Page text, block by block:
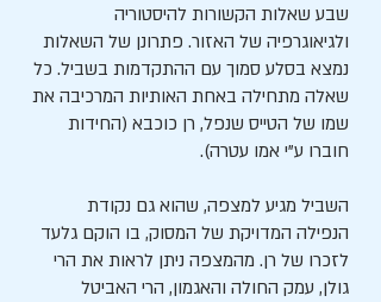
שבע שאלות הקשורות להיסטוריה
ולגיאוגרפיה של האזור. פתרונן של השאלות
נמצא בסלע סמוך עם ההתקדמות בשביל. כל
שאלה מתחילה באחת האותיות המרכיבה את
שמו של הטייס שנפל, רן כוכבא (החידות
חוברו ע"י אמו עטרה).
השביל מגיע למצפה, שהוא גם נקודת
הנפילה המדויקת של המסוק, בו הוקם גלעד
לזכרו של רן. מהמצפה ניתן לראות את הרי
גולן, עמק החולה והאגמון, הרי האביטל